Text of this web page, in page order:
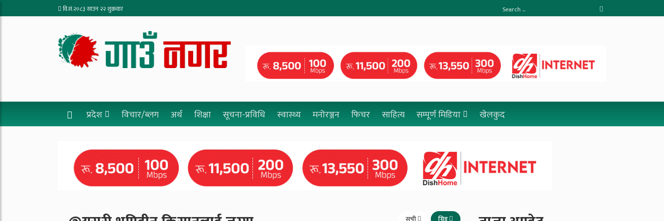
वि.सं.२०८३ साउन २२ शुक्रवार
प्रदेश विचार/ब्लग अर्थ शिक्षा सूचना-प्रविधि स्वास्थ्य मनोरञ्जन फिचर साहित्य सम्पूर्ण मिडिया खेलकुद